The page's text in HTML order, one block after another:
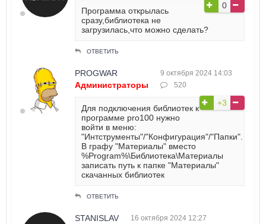
0
Программа открылась
сразу,библиотека не
загрузилась,что можно сделать?
ОТВЕТИТЬ
PROGWAR
Администраторы
9 октября 2024 14:03
520
+3
Для подключения библиотек к
программе pro100 нужно
войти в меню:
"Интструменты"/"Конфигурация"/"Папки".
В графу "Материалы" вместо
%Program%\Библиотека\Материалы
записать путь к папке "Материалы"
скачанных библиотек
ОТВЕТИТЬ
STANISLAV
16 октября 2024 12:27